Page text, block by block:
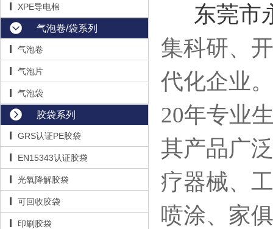
XPE导电棉
气泡卷/袋系列
气泡卷
气泡片
气泡袋
胶袋系列
GRS认证PE胶袋
EN15343认证胶袋
光氧降解胶袋
可回收胶袋
印刷胶袋
东莞市
集科研、
代化企业
20年专业
其产品广
疗器械、
喷涂、家